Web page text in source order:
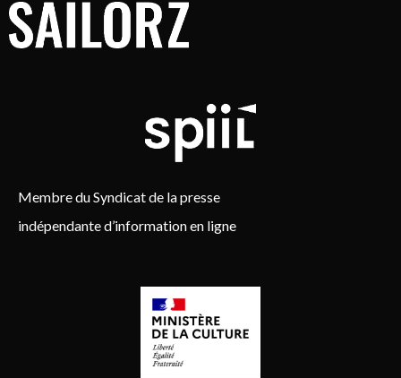
Membre du Syndicat de la presse
indépendante d’information en ligne